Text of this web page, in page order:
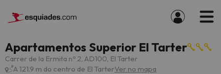
Apartamentos Superior El Tarter
Carrer de la Ermita nº 2, AD100, El Tarter
A 121.9 m do centro de El TarterVer no mapa